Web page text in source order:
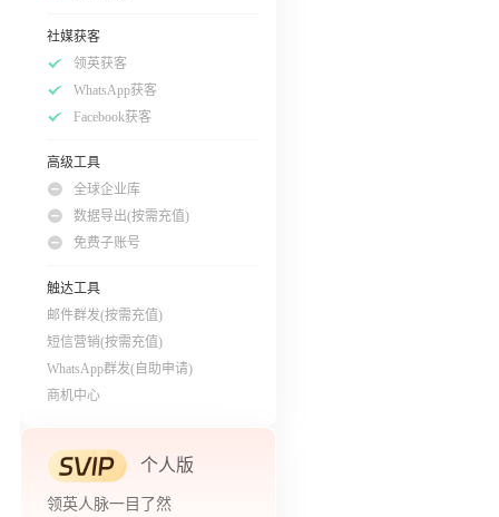
社媒获客
领英获客
WhatsApp获客
Facebook获客
高级工具
全球企业库
数据导出(按需充值)
免费子账号
触达工具
邮件群发(按需充值)
短信营销(按需充值)
WhatsApp群发(自助申请)
商机中心
个人版
领英人脉一目了然